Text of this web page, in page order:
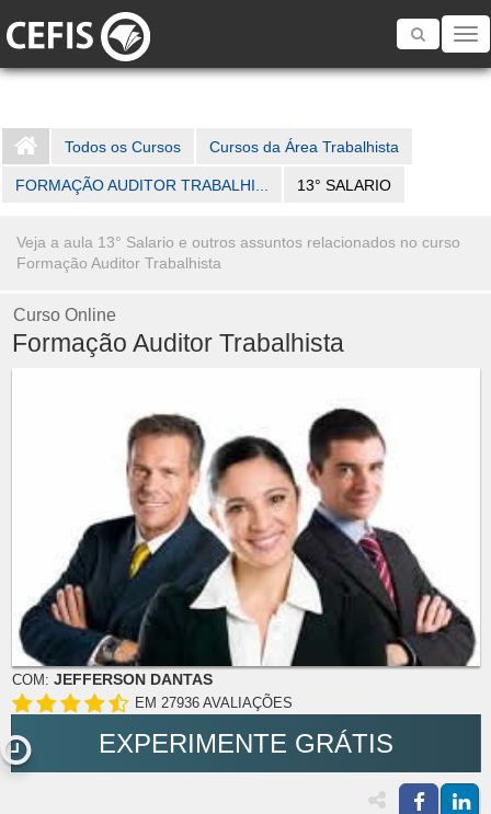
Toggle
Todos os Cursos Cursos da Área Trabalhista
FORMAÇÃO AUDITOR TRABALHI... 13° SALARIO
Veja a aula 13° Salario e outros assuntos relacionados no curso
Formação Auditor Trabalhista
Curso Online
Formação Auditor Trabalhista
COM: JEFFERSON DANTAS
EM 27936 AVALIAÇÕES
EXPERIMENTE GRÁTIS